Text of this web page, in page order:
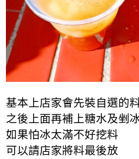
基本上店家會先裝自選的
之後上面再補上糖水及剉
如果怕冰太滿不好挖料
可以請店家將料最後放